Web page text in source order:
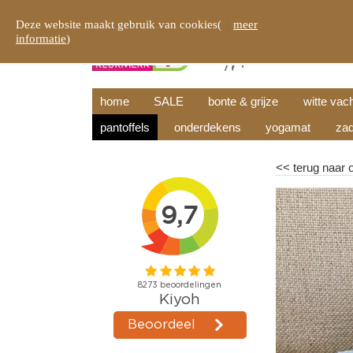
home SALE bonte & grijze witte
pantoffels
onderdekens yogamat
<<terug naar
Deze website maakt gebruik van cookies(
meer
informatie)